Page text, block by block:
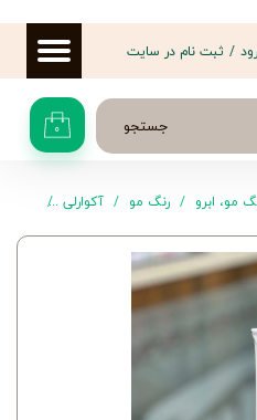
جستجو ۰
/ ثبت نام در سایت
مو، ابرو رنگ مو آکوارلی